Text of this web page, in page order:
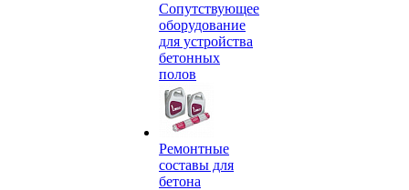
Сопутствующее
оборудование
для устройства
бетонных
полов
Ремонтные
составы для
бетона